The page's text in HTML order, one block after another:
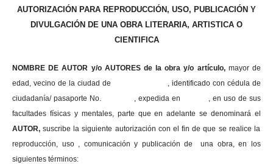
AUTORIZACIÓN PARA REPRODUCCIÓN, USO, PUBLICACIÓN Y
DIVULGACIÓN DE UNA OBRA LITERARIA, ARTISTICA O
CIENTIFICA
NOMBRE DE AUTOR y/o AUTORES de la obra y/o artículo, mayor de
edad, vecino de la ciudad de , identificado con cédula de
ciudadanía/ pasaporte No. , expedida en , en uso de sus
facultades físicas y mentales, parte que en adelante se denominará el
AUTOR,suscribe la siguiente autorización con el fin de que se realice la
reproducción, uso , comunicación y publicación de una obra, en los
siguientes términos: